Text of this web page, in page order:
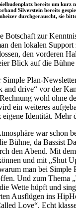
bereits um kurz
Silverstein bereits
durchgerauscht, sie
Botschaft zur
den lokalen
den vorderen
Blick auf die
Plan-
and drive“ vor der
wohl ohne
ein weiteres
eigene Identität. Mehr
war schon
Bühne, da Bassist
den Abend. Mit
und mit „Shut
man bei
Und zum Thema
Wette hüpft und
Ausflügen ins
Love“. Echt